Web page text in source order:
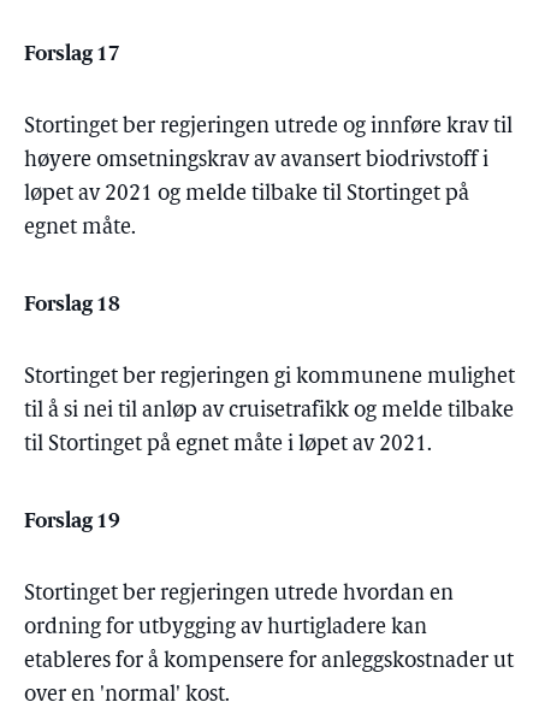
Forslag 17
Stortinget ber regjeringen utrede og innføre krav til
høyere omsetningskrav av avansert biodrivstoff i
løpet av 2021 og melde tilbake til Stortinget på
egnet måte.
Forslag 18
Stortinget ber regjeringen gi kommunene mulighet
til å si nei til anløp av cruisetrafikk og melde tilbake
til Stortinget på egnet måte i løpet av 2021.
Forslag 19
Stortinget ber regjeringen utrede hvordan en
ordning for utbygging av hurtigladere kan
etableres for å kompensere for anleggskostnader ut
over en 'normal' kost.